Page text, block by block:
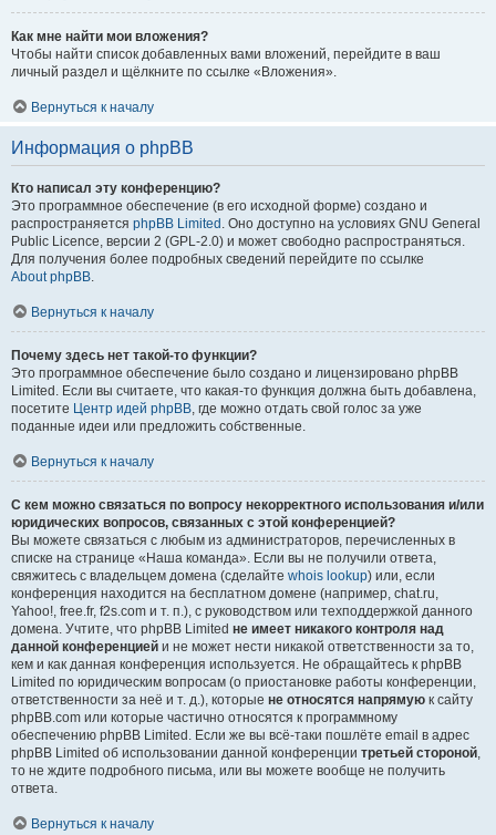
Как мне найти мои вложения?
Чтобы найти список добавленных вами вложений, перейдите в ваш
личный раздел и щёлкните по ссылке «Вложения».
Вернуться к началу
Информация о phpBB
Кто написал эту конференцию?
Это программное обеспечение (в его исходной форме) создано и
распространяется phpBB Limited . Оно доступно на условиях GNU General
Public Licence, версии 2 (GPL-2.0) и может свободно распространяться.
Для получения более подробных сведений перейдите по ссылке
About phpBB.
Вернуться к началу
Почему здесь нет такой-то функции?
Это программное обеспечение было создано и лицензировано phpBB
Limited. Если вы считаете, что какая-то функция должна быть добавлена,
посетите Центр идей phpBB, где можно отдать свой голос за уже
поданные идеи или предложить собственные.
Вернуться к началу
С кем можно связаться по вопросу некорректного использования и/или
юридических вопросов, связанных с этой конференцией?
Вы можете связаться с любым из администраторов, перечисленных в
списке на странице «Наша команда». Если вы не получили ответа,
свяжитесь с владельцем домена (сделайте whois lookup) или, если
конференция находится на бесплатном домене (например, chat.ru,
Yahoo!, free.fr, f2s.com и т. п.), с руководством или техподдержкой данного
домена. Учтите, что phpBB Limited не имеет никакого контроля над
данной конференцией и не может нести никакой ответственности за то,
кем и как данная конференция используется. Не обращайтесь к phpBB
Limited по юридическим вопросам (о приостановке работы конференции,
ответственности за неё и т. д.), которые не относятся напрямую к сайту
phpBB.com или которые частично относятся к программному
обеспечению phpBB Limited. Если же вы всё-таки пошлёте email в адрес
phpBB Limited об использовании данной конференции третьей стороной,
то не ждите подробного письма, или вы можете вообще не получить
ответа.
Вернуться к началу